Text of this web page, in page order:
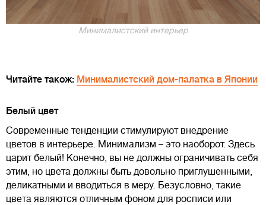
Минималистский интерьер
Читайте також: Минималистский дом-палатка в Японии
Белый цвет
Современные тенденции стимулируют внедрение
цветов в интерьере. Минимализм – это наоборот. Здесь
царит белый! Конечно, вы не должны ограничивать себя
этим, но цвета должны быть довольно приглушенными,
деликатными и вводиться в меру. Безусловно, такие
цвета являются отличным фоном для росписи или